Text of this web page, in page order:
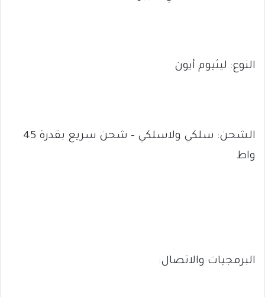
النوع: ليثيوم أيون
الشحن: سلكي ولاسلكي – شحن سريع بقدرة 45
واط
البرمجيات والاتصال: